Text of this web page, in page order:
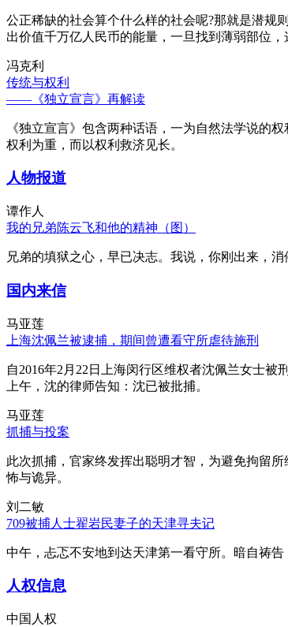
公正稀缺的社会算个什么样的社会呢?那就是潜规
出价值千万亿人民币的能量，一旦找到薄弱部位，
冯克利
传统与权利
——《独立宣言》再解读
《独立宣言》包含两种话语，一为自然法学说的
权利为重，而以权利救济见长。
人物报道
谭作人
我的兄弟陈云飞和他的精神（图）
兄弟的填狱之心，早已决志。我说，你刚出来，
国内来信
马亚莲
上海沈佩兰被逮捕，期间曾遭看守所虐待施刑
自2016年2月22日上海闵行区维权者沈佩兰女士
上午，沈的律师告知：沈已被批捕。
马亚莲
抓捕与投案
此次抓捕，官家终发挥出聪明才智，为避免拘留
怖与诡异。
刘二敏
709被捕人士翟岩民妻子的天津寻夫记
中午，忐忑不安地到达天津第一看守所。暗自祷告
人权信息
中国人权